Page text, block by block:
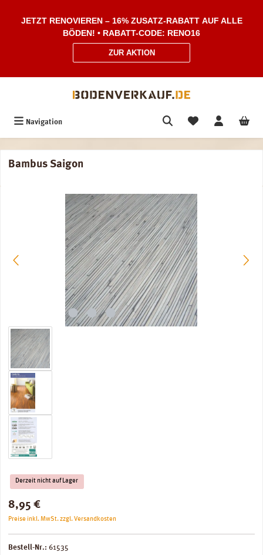
JETZT RENOVIEREN – 16% ZUSATZ-RABATT AUF ALLE
BÖDEN! • RABATT-CODE: RENO16
ZUR AKTION
Navigation
Bambus Saigon
Bildergalerie überspringen
Derzeit nicht auf Lager
Regulärer Preis:
8,95 €
Preise inkl. MwSt. zzgl. Versandkosten
Bestell-Nr.: 61535